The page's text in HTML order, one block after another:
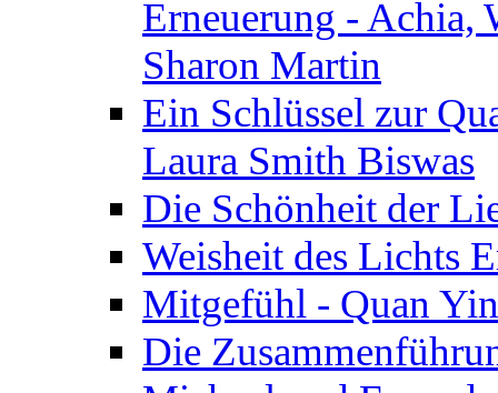
Erneuerung - Achia,
Sharon Martin
Ein Schlüssel zur
Laura Smith Biswas
Die Schönheit der
Weisheit des Lichts
Mitgefühl - Quan
Die